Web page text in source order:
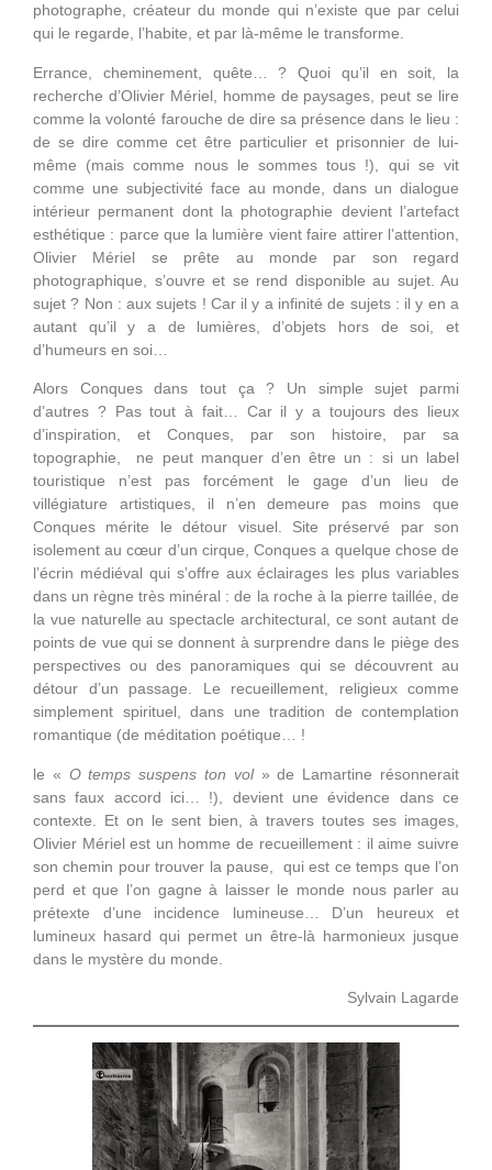
photographe, créateur du monde qui n’existe que par celui
qui le regarde, l’habite, et par là-même le transforme.
Errance, cheminement, quête… ? Quoi qu’il en soit, la
recherche d’Olivier Mériel, homme de paysages, peut se lire
comme la volonté farouche de dire sa présence dans le lieu :
de se dire comme cet être particulier et prisonnier de lui-
même (mais comme nous le sommes tous !), qui se vit
comme une subjectivité face au monde, dans un dialogue
intérieur permanent dont la photographie devient l’artefact
esthétique : parce que la lumière vient faire attirer l’attention,
Olivier Mériel se prête au monde par son regard
photographique, s’ouvre et se rend disponible au sujet. Au
sujet ? Non : aux sujets ! Car il y a infinité de sujets : il y en a
autant qu’il y a de lumières, d’objets hors de soi, et
d’humeurs en soi…
Alors Conques dans tout ça ? Un simple sujet parmi
d’autres ? Pas tout à fait… Car il y a toujours des lieux
d’inspiration, et Conques, par son histoire, par sa
topographie, ne peut manquer d’en être un : si un label
touristique n’est pas forcément le gage d’un lieu de
villégiature artistiques, il n’en demeure pas moins que
Conques mérite le détour visuel. Site préservé par son
isolement au cœur d’un cirque, Conques a quelque chose de
l’écrin médiéval qui s’offre aux éclairages les plus variables
dans un règne très minéral : de la roche à la pierre taillée, de
la vue naturelle au spectacle architectural, ce sont autant de
points de vue qui se donnent à surprendre dans le piège des
perspectives ou des panoramiques qui se découvrent au
détour d’un passage. Le recueillement, religieux comme
simplement spirituel, dans une tradition de contemplation
romantique (de méditation poétique… !
le « O temps suspens ton vol» de Lamartine résonnerait
sans faux accord ici… !), devient une évidence dans ce
contexte. Et on le sent bien, à travers toutes ses images,
Olivier Mériel est un homme de recueillement : il aime suivre
son chemin pour trouver la pause, qui est ce temps que l’on
perd et que l’on gagne à laisser le monde nous parler au
prétexte d’une incidence lumineuse… D’un heureux et
lumineux hasard qui permet un être-là harmonieux jusque
dans le mystère du monde.
Sylvain Lagarde